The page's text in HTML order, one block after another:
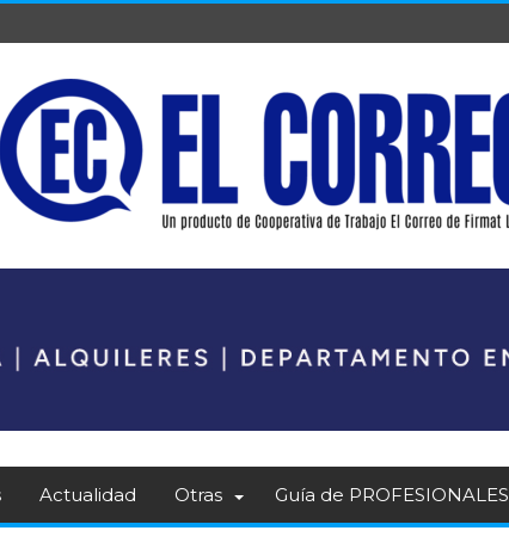
Actualidad Otras Guía de PROFESIONALES